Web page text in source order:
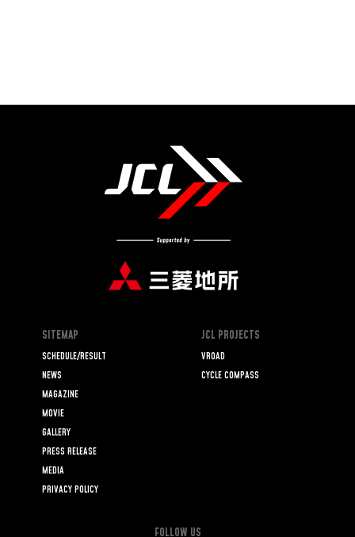
SITEMAP
SCHEDULE/RESULT
NEWS
MAGAZINE
MOVIE
GALLERY
PRESS RELEASE
MEDIA
PRIVACY POLICY
JCL PROJECTS
VROAD
CYCLE COMPASS
FOLLOW US